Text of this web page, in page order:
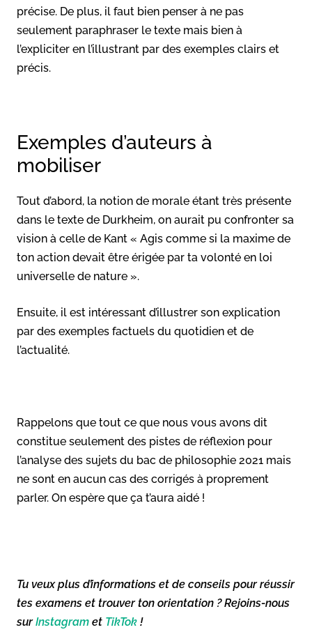
précise. De plus, il faut bien penser à ne pas
seulement paraphraser le texte mais bien à
l’expliciter en l’illustrant par des exemples clairs et
précis.
Exemples d’auteurs à
mobiliser
Tout d’abord, la notion de morale étant très présente
dans le texte de Durkheim, on aurait pu confronter sa
vision à celle de Kant « Agis comme si la maxime de
ton action devait être érigée par ta volonté en loi
universelle de nature ».
Ensuite, il est intéressant d’illustrer son explication
par des exemples factuels du quotidien et de
l’actualité.
Rappelons que tout ce que nous vous avons dit
constitue seulement des pistes de réflexion pour
l’analyse des sujets du bac de philosophie 2021 mais
ne sont en aucun cas des corrigés à proprement
parler. On espère que ça t’aura aidé !
Tu veux plus d’informations et de conseils pour réussir
tes examens et trouver ton orientation ? Rejoins-nous
surInstagram et TikTok !